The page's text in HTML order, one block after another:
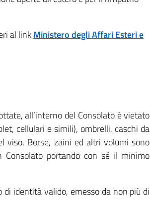
al linkMinistero degli Affari Esteri e
all’interno del Consolato è vietato
cellulari e simili), ombrelli, caschi da
viso. Borse, zaini ed altri volumi sono
portando con sé il minimo
identità valido, emesso da non più di